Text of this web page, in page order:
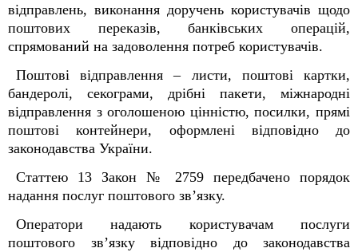
відправлень, виконання доручень користувачів щодо
поштових переказів, банківських операцій,
спрямований на задоволення потреб користувачів.
Поштові відправлення – листи, поштові картки,
бандеролі, секограми, дрібні пакети, міжнародні
відправлення з оголошеною цінністю, посилки, прямі
поштові контейнери, оформлені відповідно до
законодавства України.
Статтею 13 Закон № 2759 передбачено порядок
надання послуг поштового зв’язку.
Оператори надають користувачам послуги
поштового зв’язку відповідно до законодавства